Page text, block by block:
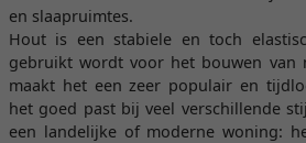
en slaapruimtes.
Hout is een stabiele en toch
gebruikt wordt voor het bouwen van
maakt het een zeer populair en
het goed past bij veel verschillende
een landelijke of moderne woning: